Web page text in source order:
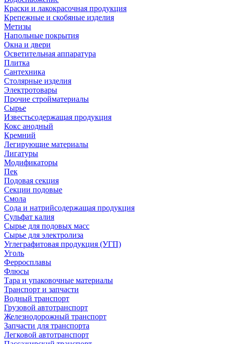
Краски и лакокрасочная продукция
Крепежные и скобяные изделия
Метизы
Напольные покрытия
Окна и двери
Осветительная аппаратура
Плитка
Сантехника
Столярные изделия
Электротовары
Прочие стройматериалы
Сырье
Известьсодержащая продукция
Кокс анодный
Кремний
Легирующие материалы
Лигатуры
Модификаторы
Пек
Подовая секция
Секции подовые
Смола
Сода и натрийсодержащая продукция
Сульфат калия
Сырье для подовых масс
Сырье для электролиза
Углеграфитовая продукция (УГП)
Уголь
Ферросплавы
Флюсы
Тара и упаковочные материалы
Транспорт и запчасти
Водный транспорт
Грузовой автотранспорт
Железнодорожный транспорт
Запчасти для транспорта
Легковой автотранспорт